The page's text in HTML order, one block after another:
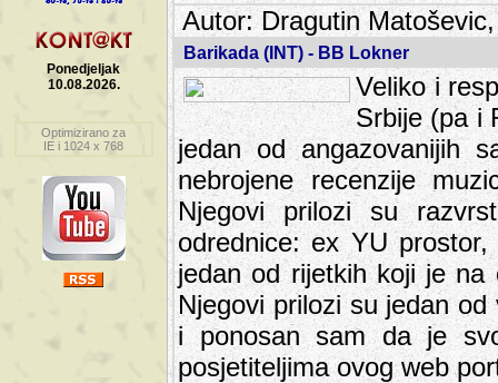
Ponedjeljak
10.08.2026.
Optimizirano za
IE i 1024 x 768
Autor: Dragutin
Barikada (INT) - BB Lokner
Veliko i
Srbije (pa i
jedan od angazovanijih
nebrojene recenzije
Njegovi prilozi su
odrednice: ex YU
jedan od rijetkih koji je na
Njegovi prilozi su jedan
i ponosan sam da je
posjetiteljima ovog web